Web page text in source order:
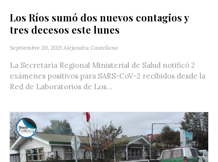
Los Ríos sumó dos nuevos contagios y
tres decesos este lunes
Septiembre 20, 2021 Alejandra Castellano
La Secretaría Regional Ministerial de Salud notificó 2
exámenes positivos para SARS-CoV-2 recibidos desde la
Red de Laboratorios de Los...